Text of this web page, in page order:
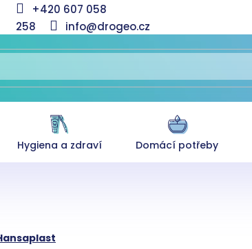
+420 607 058
258
info@drogeo.cz
Hygiena a zdraví Domácí potřeby